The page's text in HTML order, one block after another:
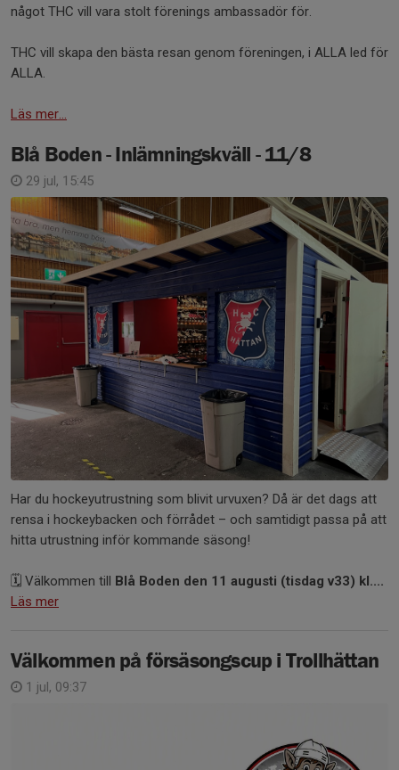
något THC vill vara stolt förenings ambassadör för.
THC vill skapa den bästa resan genom föreningen, i ALLA led för
ALLA.
Läs mer...
Blå Boden - Inlämningskväll - 11/8
29 jul, 15:45
Har du hockeyutrustning som blivit urvuxen? Då är det dags att
rensa i hockeybacken och förrådet – och samtidigt passa på att
hitta utrustning inför kommande säsong!
🗓️ Välkommen till Blå Boden den 11 augusti (tisdag v33) kl....
Läs mer
Välkommen på försäsongscup i Trollhättan
1 jul, 09:37